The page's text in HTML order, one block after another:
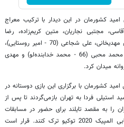
کشورمان در این دیدار با ترکیب معراج
مجتبی نجاریان، متین کریم‌زاده، رضا
دهقانی (76 - سینا زامهران)، مهدی مهدیخانی، علی شجاعی (70 - امیر روستایی)،
رضا شکاری (66 - جعفر سلمانی)، محمد محبی (66 - محمد خدابنده‌لو) و مهدی
کشورمان با برگزاری این بازی دوستانه در
استیلی فردا به تهران بازمی‌گردند تا پس از
روز 11 دی ماه ایران را به مقصد تایلند برای حضور در مسابقات
قهرمانی زیر 23 سال آسیا و انتخابی المپیک 2020 توکیو ترک کنند. قرار است